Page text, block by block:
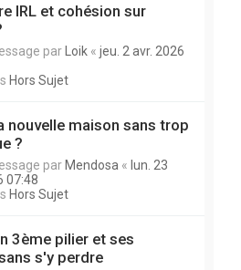
IRL et cohésion sur
parLoik « jeu. 2 avr. 2026
Hors Sujet
nouvelle maison sans trop
?
parMendosa « lun. 23
07:48
Hors Sujet
3ème pilier et ses
s'y perdre